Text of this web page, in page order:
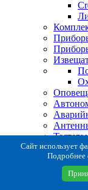
Тестеры
Сайт использует
Подробнее